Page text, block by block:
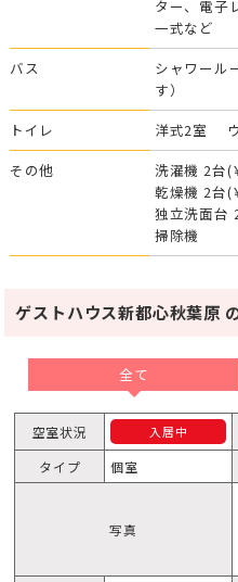
ター、電子
一式など
バス
シャワール
す）
トイレ
洋式2室 ウ
その他
洗濯機 2台(
乾燥機 2台(
独立洗面台
掃除機
ゲストハウス新都心秋葉原
全て
空室状況 入居中
タイプ
個室
写真